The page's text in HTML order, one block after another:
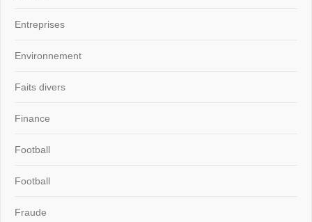
Entreprises
Environnement
Faits divers
Finance
Football
Football
Fraude